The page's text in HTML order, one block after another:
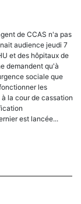
de CCAS n'a pas
audience jeudi 7
et des hôpitaux de
demandent qu'à
sociale que
les
la cour de cassation
est lancée...